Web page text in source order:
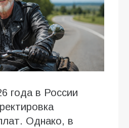
года в России
Однако, в